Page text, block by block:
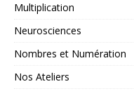
Multiplication
Neurosciences
Nombres et Numération
Nos Ateliers